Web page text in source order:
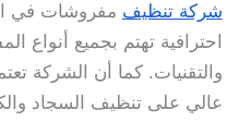
شركة تنظيف مفروشات في
احترافية تهتم بجميع أنواع
والتقنيات. كما أن الشركة
عالي على تنظيف السجاد